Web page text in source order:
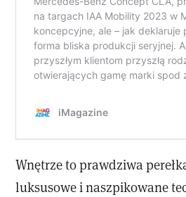
Wnętrze to prawdziwa
luksusowe i naszpikowane